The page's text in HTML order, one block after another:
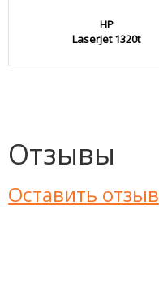
HP
LaserJet 1320t
Отзывы
Оставить отзыв